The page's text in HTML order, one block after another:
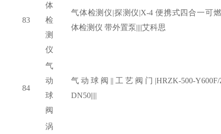
83
体
检
测
仪
气体检测仪|探测仪|X-4 便携式四合一可
体检测仪 带外置泵||||艾科思
84
气
动
球
阀
气动球阀 ||工艺阀门|HRZK-500-
DN50||||
涡